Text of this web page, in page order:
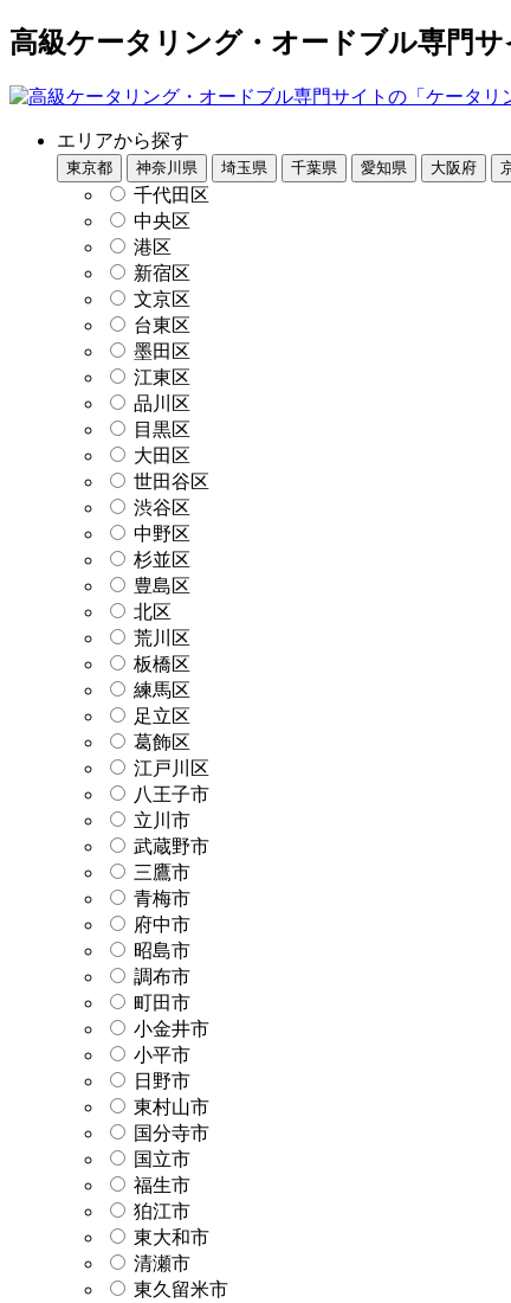
高級ケータリング・オードブル専門
エリアから探す
東京都 神奈川県 埼玉県 千葉県 愛知県 大阪府
千代田区
中央区
港区
新宿区
文京区
台東区
墨田区
江東区
品川区
目黒区
大田区
世田谷区
渋谷区
中野区
杉並区
豊島区
北区
荒川区
板橋区
練馬区
足立区
葛飾区
江戸川区
八王子市
立川市
武蔵野市
三鷹市
青梅市
府中市
昭島市
調布市
町田市
小金井市
小平市
日野市
東村山市
国分寺市
国立市
福生市
狛江市
東大和市
清瀬市
東久留米市